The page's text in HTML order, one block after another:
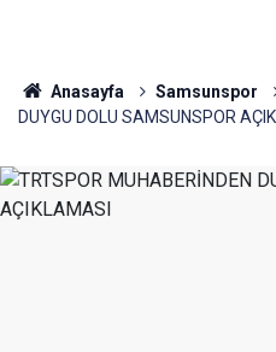
Anasayfa Samsunspor
DUYGU DOLU SAMSUNSPOR